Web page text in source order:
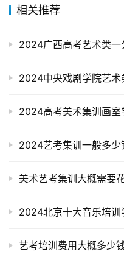
相关推荐
2024广西高考艺术类一
2024中央戏剧学院艺
2024高考美术集训画
2024艺考集训一般多少
美术艺考集训大概需要
2024北京十大音乐培训
艺考培训费用大概多少